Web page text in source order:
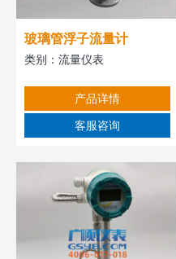
玻璃管浮子流量计
类别： 流量仪表
产品详情
客服咨询